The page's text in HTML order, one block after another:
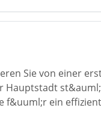
Sie von einer
Hauptstadt
f&uuml;r ein